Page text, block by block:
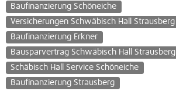
Baufinanzierung Schöneiche
Versicherungen Schwäbisch Hall Strausberg
Baufinanzierung Erkner
Bausparvertrag Schwäbisch Hall Strausberg
Schäbisch Hall Service Schöneiche
Baufinanzierung Strausberg